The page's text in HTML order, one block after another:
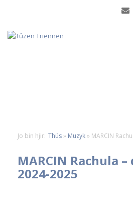
Jo bin hjir: Thús» Muzyk» MARCIN
MARCIN Rachula
2024-2025